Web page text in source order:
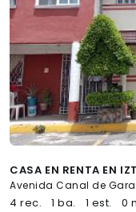
CASA EN RENTA EN
Avenida Canal de
4 rec. 1 ba. 1 est. 0